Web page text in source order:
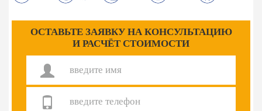
ОСТАВЬТЕ ЗАЯВКУ НА КОНСУЛЬТАЦИЮ
И РАСЧЁТ СТОИМОСТИ